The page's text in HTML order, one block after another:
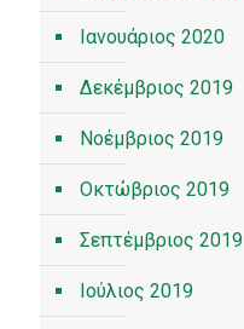
Ιανουάριος 2020
Δεκέμβριος 2019
Νοέμβριος 2019
Οκτώβριος 2019
Σεπτέμβριος 2019
Ιούλιος 2019